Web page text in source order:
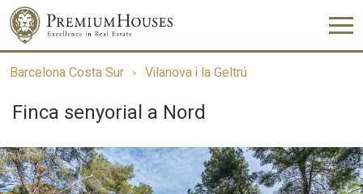
Barcelona Costa Sur Vilanova i la Geltrú
Finca senyorial a Nord